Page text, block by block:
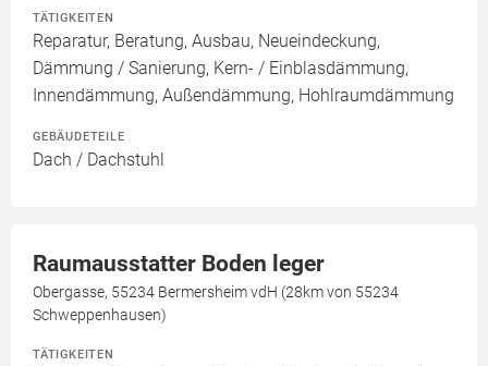
TÄTIGKEITEN
Reparatur, Beratung, Ausbau, Neueindeckung,
Dämmung / Sanierung, Kern- / Einblasdämmung,
Innendämmung, Außendämmung, Hohlraumdämmung
GEBÄUDETEILE
Dach / Dachstuhl
Raumausstatter Boden leger
Obergasse, 55234 Bermersheim vdH (28km von 55234
Schweppenhausen)
TÄTIGKEITEN